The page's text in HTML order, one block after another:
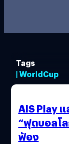
Tags
| WorldCup
AIS Play
“ฟุตบอลโ
ฟ้อง